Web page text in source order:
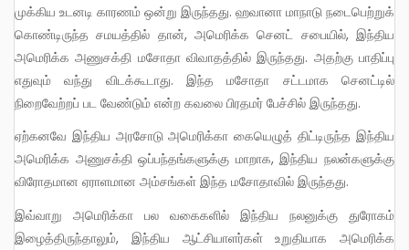
முக்கிய உடனடி காரணம் ஒன்று இருந்தது. ஹவானா மாநாடு நடைபெற்றுக்
கொண்டிருந்த சமயத்தில் தான், அமெரிக்க செனட் சபையில், இந்திய
அமெரிக்க அணுசக்தி மசோதா விவாதத்தில் இருந்தது. அதற்கு பாதிப்பு
எதுவும் வந்து விடக்கூடாது. இந்த மசோதா சட்டமாக செனட்டில்
நிறைவேற்றப் பட வேண்டும் என்ற கவலை பிரதமர் பேச்சில் இருந்தது.
ஏற்கனவே இந்திய அரசோடு அமெரிக்கா கையெழுத் திட்டிருந்த இந்திய
அமெரிக்க அணுசக்தி ஒப்பந்தங்களுக்கு மாறாக, இந்திய நலன்களுக்கு
விரோதமான ஏராளமான அம்சங்கள் இந்த மசோதாவில் இருந்தது.
இவ்வாறு அமெரிக்கா பல வகைகளில் இந்திய நலனுக்கு துரோகம்
இழைத்திருந்தாலும், இந்திய ஆட்சியாளர்கள் உறுதியாக அமெரிக்க